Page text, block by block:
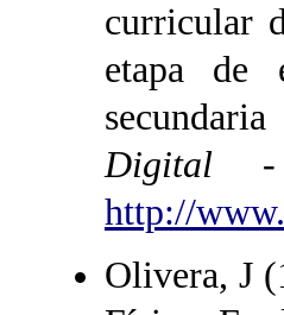
curricular
etapa de
Digital -
http://
Olivera, J